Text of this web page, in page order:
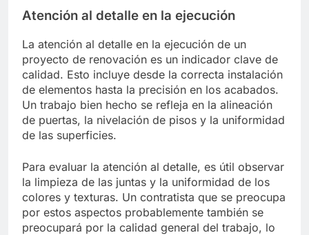
Atención al detalle en la ejecución
La atención al detalle en la ejecución de un
proyecto de renovación es un indicador clave de
calidad. Esto incluye desde la correcta instalación
de elementos hasta la precisión en los acabados.
Un trabajo bien hecho se refleja en la alineación
de puertas, la nivelación de pisos y la uniformidad
de las superficies.
Para evaluar la atención al detalle, es útil observar
la limpieza de las juntas y la uniformidad de los
colores y texturas. Un contratista que se preocupa
por estos aspectos probablemente también se
preocupará por la calidad general del trabajo, lo